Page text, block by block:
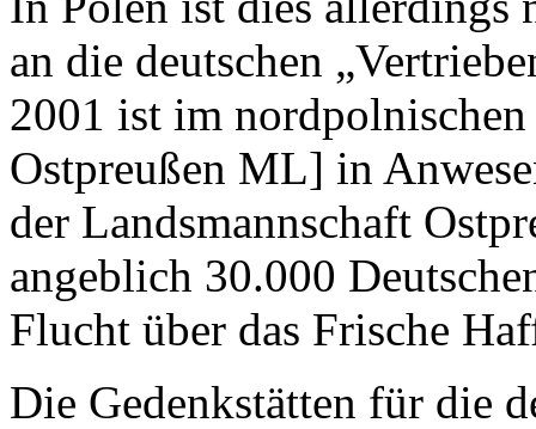
an die deutschen
2001 ist im
Ostpreußen ML] in
der Landsmannschaft
angeblich 30.000
Flucht über das Frische
Die Gedenkstätten für die